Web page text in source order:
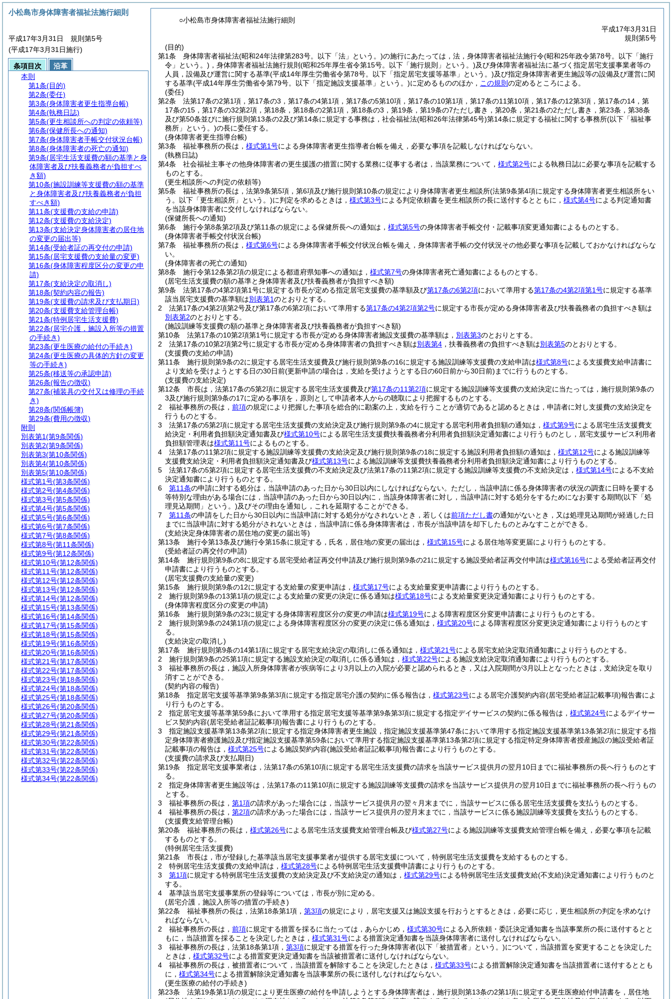
○小松島市身体障害者福祉法施行細則
平成17年3月31日
規則第5号
(目的)
第1条
身体障害者福祉法(昭和24年法律第283号。以下「法」という。)の施行にあたっては，法，身体障害者福祉法施行令(昭和25年政令第78号。以下「施行
令」という。) ，身体障害者福祉法施行規則 (昭和25年厚生省令第15号。以下「施行規則」という。)及び身体障害者福祉法に基づく指定居宅支援事業者等の
人員，設備及び運営に関する基準(平成14年厚生労働省令第78号。以下「指定居宅支援等基準」という。)及び指定身体障害者更生施設等の設備及び運営に関
する基準(平成14年厚生労働省令第79号。以下「指定施設支援基準」という。)に定めるもののほか， この規則 の定めるところによる。
(委任)
第2条
法第17条の2第1項，第17条の3，第17条の4第1項，第17条の5第10項，第17条の10第1項，第17条の11第10項，第17条の12第3項，第17条の14，第
17条の15，第17条の32第2項，第18条，第18条の2第1項，第18条の3，第19条，第19条の7ただし書き，第20条，第21条の2ただし書き，第23条，第38条
及び第50条並びに施行規則第13条の2及び第14条に規定する事務は，社会福祉法(昭和26年法律第45号)第14条に規定する福祉に関する事務所(以下「福祉事
務所」という。)の長に委任する。
(身体障害者更生指導台帳)
第3条
福祉事務所の長は， 様式第1号による身体障害者更生指導者台帳を備え，必要な事項を記載しなければならない。
(執務日誌)
第4条
社会福祉主事その他身体障害者の更生援護の措置に関する業務に従事する者は，当該業務について， 様式第2号による執務日誌に必要な事項を記載する
ものとする。
(更生相談所への判定の依頼等)
第5条
福祉事務所の長は，法第9条第5項，第6項及び施行規則第10条の規定により身体障害者更生相談所(法第9条第4項に規定する身体障害者更生相談所をい
う。以下「更生相談所」という。)に判定を求めるときは， 様式第3号による判定依頼書を更生相談所の長に送付するとともに， 様式第4号による判定通知書
を当該身体障害者に交付しなければならない。
(保健所長への通知)
第6条
施行令第8条第2項及び第11条の規定による保健所長への通知は， 様式第5号の身体障害者手帳交付・記載事項変更通知書によるものとする。
(身体障害者手帳交付状況台帳)
第7条
福祉事務所の長は， 様式第6号による身体障害者手帳交付状況台帳を備え，身体障害者手帳の交付状況その他必要な事項を記載しておかなければならな
い。
(身体障害者の死亡の通知)
第8条
施行令第12条第2項の規定による都道府県知事への通知は， 様式第7号の身体障害者死亡通知書によるものとする。
(居宅生活支援費の額の基準と身体障害者及び扶養義務者が負担すべき額)
第9条
法第17条の4第2項第1号に規定する市長が定める指定居宅支援費の基準額及び第17条の6第2項において準用する第17条の4第2項第1号に規定する基準
該当居宅支援費の基準額は別表第1のとおりとする。
2
法第17条の4第2項第2号及び第17条の6第2項において準用する第17条の4第2項第2号に規定する市長が定める身体障害者及び扶養義務者の負担すべき額は
別表第2のとおりとする。
(施設訓練等支援費の額の基準と身体障害者及び扶養義務者が負担すべき額)
第10条
法第17条の10第2項第1号に規定する市長が定める身体障害者施設支援費の基準額は， 別表第3のとおりとする。
2
法第17条の10第2項第2号に規定する市長が定める身体障害者の負担すべき額は別表第4 ，扶養義務者の負担すべき額は別表第5のとおりとする。
(支援費の支給の申請)
第11条
施行規則第9条の2に規定する居宅生活支援費及び施行規則第9条の16に規定する施設訓練等支援費の支給申請は様式第8号による支援費支給申請書に
より支給を受けようとする日の30日前(更新申請の場合は，支給を受けようとする日の60日前から30日前) までに行うものとする。
(支援費の支給決定)
第12条
市長は，法第17条の5第2項に規定する居宅生活支援費及び第17条の11第2項に規定する施設訓練等支援費の支給決定に当たっては，施行規則第9条の
3及び施行規則第9条の17に定める事項を，原則として申請者本人からの聴取により把握するものとする。
2
福祉事務所の長は， 前項の規定により把握した事項を総合的に勘案の上，支給を行うことが適切であると認めるときは，申請者に対し支援費の支給決定を
行うものとする。
3
法第17条の5第2項に規定する居宅生活支援費の支給決定及び施行規則第9条の4に規定する居宅利用者負担額の通知は， 様式第9号による居宅生活支援費支
給決定・利用者負担額決定通知書及び様式第10号による居宅生活支援費扶養義務者分利用者負担額決定通知書により行うものとし，居宅支援サービス利用者
負担額管理表は様式第11号によるものとする。
4
法第17条の11第2項に規定する施設訓練等支援費の支給決定及び施行規則第9条の18に規定する施設利用者負担額の通知は， 様式第12号による施設訓練等
支援費支給決定・利用者負担額決定通知書及び様式第13号による施設訓練等支援費扶養義務者分利用者負担額決定通知書により行うものとする。
5
法第17条の5第2項に規定する居宅生活支援費の不支給決定及び法第17条の11第2項に規定する施設訓練等支援費の不支給決定は， 様式第14号による不支給
決定通知書により行うものとする。
6
第11条の申請に対する処分は，当該申請のあった日から30日以内にしなければならない。 ただし，当該申請に係る身体障害者の状況の調査に日時を要する
等特別な理由がある場合には，当該申請のあった日から30日以内に，当該身体障害者に対し，当該申請に対する処分をするためになお要する期間(以下「処
理見込期間」という。)及びその理由を通知し，これを延期することができる。
7
第11条の申請をした日から30日以内に当該申請に対する処分がなされないとき，若しくは前項ただし書の通知がないとき，又は処理見込期間が経過した日
までに当該申請に対する処分がされないときは，当該申請に係る身体障害者は，市長が当該申請を却下したものとみなすことができる。
(支給決定身体障害者の居住地の変更の届出等)
第13条
施行令第13条及び施行令第15条に規定する，氏名，居住地の変更の届出は， 様式第15号による居住地等変更届により行うものとする。
(受給者証の再交付の申請)
第14条
施行規則第9条の8に規定する居宅受給者証再交付申請及び施行規則第9条の21に規定する施設受給者証再交付申請は様式第16号による受給者証再交付
申請書により行うものとする。
(居宅支援費の支給量の変更)
第15条
施行規則第9条の12に規定する支給量の変更申請は， 様式第17号による支給量変更申請書により行うものとする。
2
施行規則第9条の13第1項の規定による支給量の変更の決定に係る通知は様式第18号による支給量変更決定通知書により行うものとする。
(身体障害程度区分の変更の申請)
第16条
施行規則第9条の23に規定する身体障害程度区分の変更の申請は様式第19号による障害程度区分変更申請書により行うものとする。
2
施行規則第9条の24第1項の規定による身体障害程度区分の変更の決定に係る通知は， 様式第20号による障害程度区分変更決定通知書により行うものとす
る。
(支給決定の取消し)
第17条
施行規則第9条の14第1項に規定する居宅支給決定の取消しに係る通知は， 様式第21号による居宅支給決定取消通知書により行うものとする。
2
施行規則第9条の25第1項に規定する施設支給決定の取消しに係る通知は， 様式第22号による施設支給決定取消通知書により行うものとする。
3
福祉事務所の長は，施設入所身体障害者が疾病等により3月以上の入院が必要と認められるとき，又は入院期間が3月以上となったときは，支給決定を取り
消すことができる。
(契約内容の報告)
第18条
指定居宅支援等基準第9条第3項に規定する指定居宅介護の契約に係る報告は， 様式第23号による居宅介護契約内容(居宅受給者証記載事項)報告書によ
り行うものとする。
2
指定居宅支援等基準第59条において準用する指定居宅支援等基準第9条第3項に規定する指定デイサービスの契約に係る報告は， 様式第24号によるデイサー
ビス契約内容(居宅受給者証記載事項)報告書により行うものとする。
3
指定施設支援基準第13条第2項に規定する指定身体障害者更生施設，指定施設支援基準第47条において準用する指定施設支援基準第13条第2項に規定する指
定身体障害者療護施設及び指定施設支援基準第59条において準用する指定施設支援基準第13条第2項に規定する指定特定身体障害者授産施設の施設受給者証
記載事項の報告は， 様式第25号による施設契約内容(施設受給者証記載事項)報告書により行うものとする。
(支援費の請求及び支払期日)
第19条
指定居宅支援事業者は，法第17条の5第10項に規定する居宅生活支援費の請求を当該サービス提供月の翌月10日までに福祉事務所の長へ行うものとす
る。
2
指定身体障害者更生施設等は，法第17条の11第10項に規定する施設訓練等支援費の請求を当該サービス提供月の翌月10日までに福祉事務所の長へ行うもの
とする。
3
福祉事務所の長は， 第1項の請求があった場合には，当該サービス提供月の翌々月末までに，当該サービスに係る居宅生活支援費を支払うものとする。
4
福祉事務所の長は， 第2項の請求があった場合には，当該サービス提供月の翌月末までに，当該サービスに係る施設訓練等支援費を支払うものとする。
(支援費支給管理台帳)
第20条
福祉事務所の長は， 様式第26号による居宅生活支援費支給管理台帳及び様式第27号による施設訓練等支援費支給管理台帳を備え，必要な事項を記載
するものとする。
(特例居宅生活支援費)
第21条
市長は，市が登録した基準該当居宅支援事業者が提供する居宅支援について，特例居宅生活支援費を支給するものとする。
2
特例居宅生活支援費の支給申請は， 様式第28号による特例居宅生活支援費申請書により行うものとする。
3
第1項に規定する特例居宅生活支援費の支給決定及び不支給決定の通知は， 様式第29号による特例居宅生活支援費支給(不支給)決定通知書により行うものと
する。
4
基準該当居宅支援事業所の登録等については，市長が別に定める。
(居宅介護，施設入所等の措置の手続き)
第22条
福祉事務所の長は，法第18条第1項， 第3項の規定により，居宅支援又は施設支援を行おうとするときは，必要に応じ，更生相談所の判定を求めなけ
ればならない。
2
福祉事務所の長は， 前項に規定する措置を採るに当たっては，あらかじめ， 様式第30号による入所依頼・委託決定通知書を当該事業所の長に送付するとと
もに，当該措置を採ることを決定したときは， 様式第31号による措置決定通知書を当該身体障害者に送付しなければならない。
3
福祉事務所の長は，法第18条第1項， 第3項に規定する措置を行った身体障害者(以下「被措置者」という。)について，当該措置を変更することを決定した
ときは， 様式第32号による措置変更決定通知書を当該被措置者に送付しなければならない。
4
福祉事務所の長は，被措置者について，当該措置を解除することを決定したときは， 様式第33号による措置解除決定通知書を当該措置者に送付するととも
に， 様式第34号による措置解除決定通知書を当該事業所の長に送付しなければならない。
(更生医療の給付の手続き)
第23条
法第19条第1項の規定により更生医療の給付を申請しようとする身体障害者は，施行規則第13条の2第1項に規定する更生医療給付申請書を，居住地
小松島市身体障害者福祉法施行細則
平成17年3月31日 規則第5号
(平成17年3月31日施行)
条項目次
沿革
本則
第1条(目的)
第2条(委任)
第3条(身体障害者更生指導台帳)
第4条(執務日誌)
第5条(更生相談所への判定の依頼等)
第6条(保健所長への通知)
第7条(身体障害者手帳交付状況台帳)
第8条(身体障害者の死亡の通知)
第9条(居宅生活支援費の額の基準と身
体障害者及び扶養義務者が負担すべ
き額)
第10条(施設訓練等支援費の額の基準
と身体障害者及び扶養義務者が負担
すべき額)
第11条(支援費の支給の申請)
第12条(支援費の支給決定)
第13条(支給決定身体障害者の居住地
の変更の届出等)
第14条(受給者証の再交付の申請)
第15条(居宅支援費の支給量の変更)
第16条(身体障害程度区分の変更の申
請)
第17条(支給決定の取消し)
第18条(契約内容の報告)
第19条(支援費の請求及び支払期日)
第20条(支援費支給管理台帳)
第21条(特例居宅生活支援費)
第22条(居宅介護，施設入所等の措置
の手続き)
第23条(更生医療の給付の手続き)
第24条(更生医療の具体的方針の変更
等の手続き)
第25条(移送等の承認申請)
第26条(報告の徴収)
第27条(補装具の交付又は修理の手続
き)
第28条(関係帳簿)
第29条(費用の徴収)
附則
別表第1(第9条関係)
別表第2(第9条関係)
別表第3(第10条関係)
別表第4(第10条関係)
別表第5(第10条関係)
様式第1号(第3条関係)
様式第2号(第4条関係)
様式第3号(第5条関係)
様式第4号(第5条関係)
様式第5号(第6条関係)
様式第6号(第7条関係)
様式第7号(第8条関係)
様式第8号(第11条関係)
様式第9号(第12条関係)
様式第10号(第12条関係)
様式第11号(第12条関係)
様式第12号(第12条関係)
様式第13号(第12条関係)
様式第14号(第12条関係)
様式第15号(第13条関係)
様式第16号(第14条関係)
様式第17号(第15条関係)
様式第18号(第15条関係)
様式第19号(第16条関係)
様式第20号(第16条関係)
様式第21号(第17条関係)
様式第22号(第17条関係)
様式第23号(第18条関係)
様式第24号(第18条関係)
様式第25号(第18条関係)
様式第26号(第20条関係)
様式第27号(第20条関係)
様式第28号(第21条関係)
様式第29号(第21条関係)
様式第30号(第22条関係)
様式第31号(第22条関係)
様式第32号(第22条関係)
様式第33号(第22条関係)
様式第34号(第22条関係)